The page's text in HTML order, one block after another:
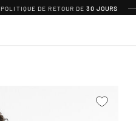
POLITIQUE DE RETOUR DE30 JOURS